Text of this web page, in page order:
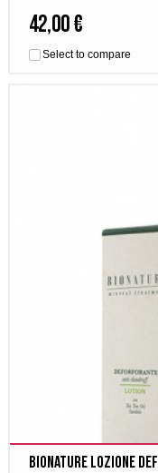
42,00 €
Select to compare
Bionature Lozione